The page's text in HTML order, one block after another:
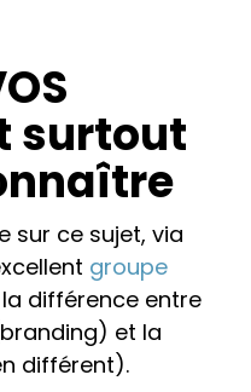
surtout
sur ce sujet, via
groupe
différence entre
et la
différent).